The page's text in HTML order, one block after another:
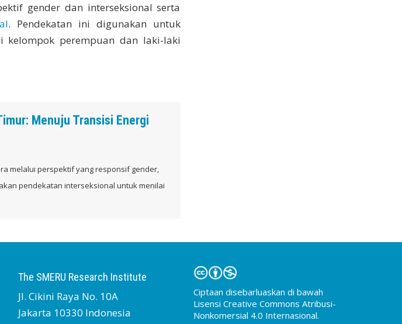
gender dan interseksional serta
. Pendekatan ini digunakan untuk
kelompok perempuan dan laki-laki
Menuju Transisi Energi
melalui perspektif yang responsif gender,
pendekatan interseksional untuk menilai
The SMERU Research Institute
Jl. Cikini Raya No. 10A
Jakarta 10330 Indonesia
Ciptaan disebarluaskan di bawah
Lisensi Creative Commons Atribusi-
Nonkomersial 4.0 Internasional.